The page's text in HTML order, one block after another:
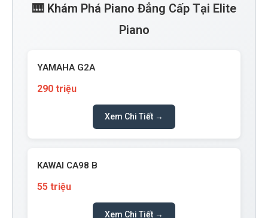
🎹 Khám Phá Piano Đẳng Cấp Tại Elite
Piano
YAMAHA G2A
290 triệu
Xem Chi Tiết →
KAWAI CA98 B
55 triệu
Xem Chi Tiết →